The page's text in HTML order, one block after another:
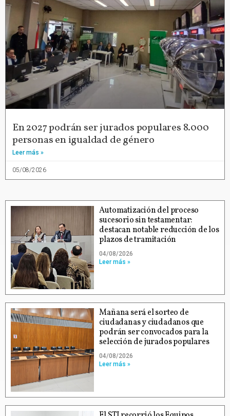
En 2027 podrán ser jurados populares 8.000
personas en igualdad de género
Leer más »
05/08/2026
Automatización del proceso
sucesorio sin testamentar:
destacan notable reducción de los
plazos de tramitación
04/08/2026
Leer más »
Mañana será el sorteo de
ciudadanas y ciudadanos que
podrán ser convocados para la
selección de jurados populares
04/08/2026
Leer más »